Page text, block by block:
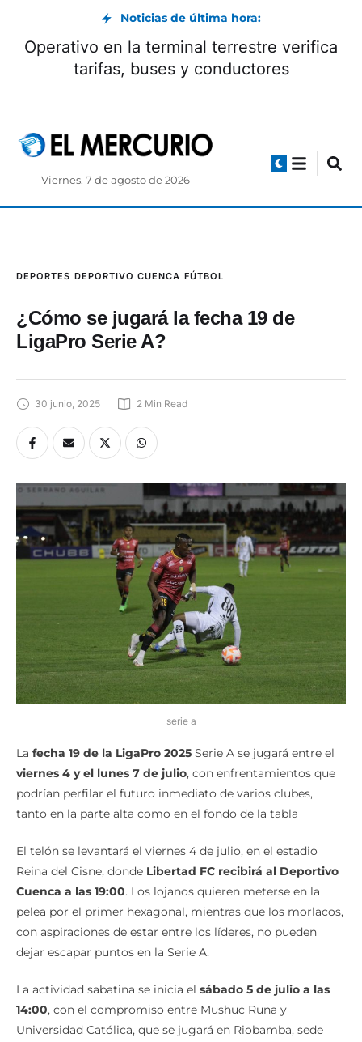
Noticias de última hora:
Operativo en la terminal terrestre verifica
tarifas, buses y conductores
Viernes, 7 de agosto de 2026
DEPORTES DEPORTIVO CUENCA FÚTBOL
¿Cómo se jugará la fecha 19 de
LigaPro Serie A?
30 junio, 2025 2 Min Read
serie a
La fecha 19 de la LigaPro 2025 Serie A se jugará entre el
viernes 4 y el lunes 7 de julio, con enfrentamientos que
podrían perfilar el futuro inmediato de varios clubes,
tanto en la parte alta como en el fondo de la tabla
El telón se levantará el viernes 4 de julio, en el estadio
Reina del Cisne, donde Libertad FC recibirá al Deportivo
Cuenca a las 19:00. Los lojanos quieren meterse en la
pelea por el primer hexagonal, mientras que los morlacos,
con aspiraciones de estar entre los líderes, no pueden
dejar escapar puntos en la Serie A.
La actividad sabatina se inicia el sábado 5 de julio a las
14:00, con el compromiso entre Mushuc Runa y
Universidad Católica, que se jugará en Riobamba, sede